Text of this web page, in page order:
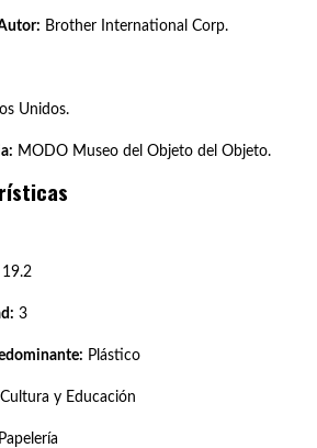
Brother International Corp.
Unidos.
MODO Museo del Objeto del Objeto.
19.2
3
Plástico
Cultura y Educación
Papelería